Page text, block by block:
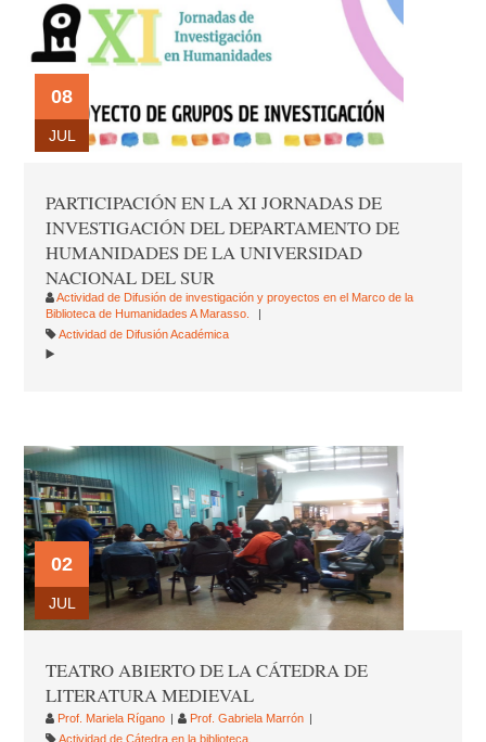
08
JUL
PARTICIPACIÓN EN LA XI JORNADAS DE
INVESTIGACIÓN DEL DEPARTAMENTO DE
HUMANIDADES DE LA UNIVERSIDAD
NACIONAL DEL SUR
Actividad de Difusión de investigación y proyectos en el Marco de la
Biblioteca de Humanidades A Marasso.
Actividad de Difusión Académica
02
JUL
TEATRO ABIERTO DE LA CÁTEDRA DE
LITERATURA MEDIEVAL
Prof. Mariela Rígano
Prof. Gabriela Marrón
Actividad de Cátedra en la biblioteca.